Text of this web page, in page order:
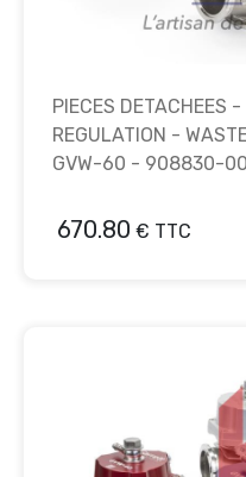
PIECES DETACHEES
REGULATION -
GVW-60 - 908830-
670.80 € TTC